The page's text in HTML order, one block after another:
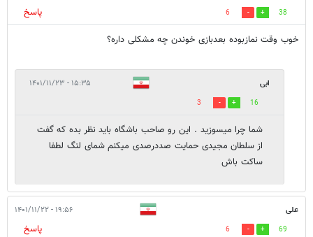
38
6
پاسخ
خوب وقت نمازبوده بعدبازی خوندن چه مشکلی داره؟
ابی ۱۵:۳۵ - ۱۴۰۱/۱۱/۲۳
16
3
شما چرا میسوزید . این رو صاحب باشگاه باید نظر بده که گفت
از سلطان مجیدی حمایت صددرصدی میکنم شمای لنگ لطفا
ساکت باش
علی ۱۹:۵۶ - ۱۴۰۱/۱۱/۲۲
69
6
پاسخ